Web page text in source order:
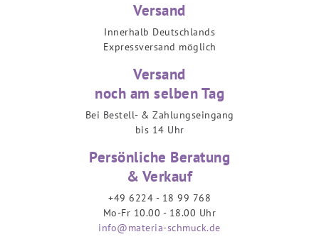
Versand
Innerhalb Deutschlands
Expressversand möglich
Versand
noch am selben Tag
Bei Bestell- & Zahlungseingang
bis 14 Uhr
Persönliche Beratung
& Verkauf
+49 6224 - 18 99 768
Mo-Fr 10.00 - 18.00 Uhr
info@materia-schmuck.de